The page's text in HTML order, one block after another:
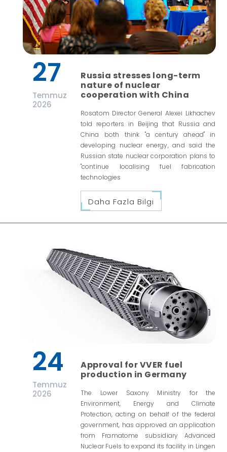
27
Temmuz
2026
Russia stresses long-term
nature of nuclear
cooperation with China
Rosatom Director General Alexei Likhachev
told reporters in Beijing that Russia and
China both think "a century ahead" in
developing nuclear energy, and said the
Russian state nuclear corporation plans to
"continue localising fuel fabrication
technologies
Daha Fazla Bilgi
24
Temmuz
2026
Approval for VVER fuel
production in Germany
The Lower Saxony Ministry for the
Environment, Energy and Climate
Protection, acting on behalf of the federal
government, has approved an application
from Framatome subsidiary Advanced
Nuclear Fuels to expand its facility in Lingen